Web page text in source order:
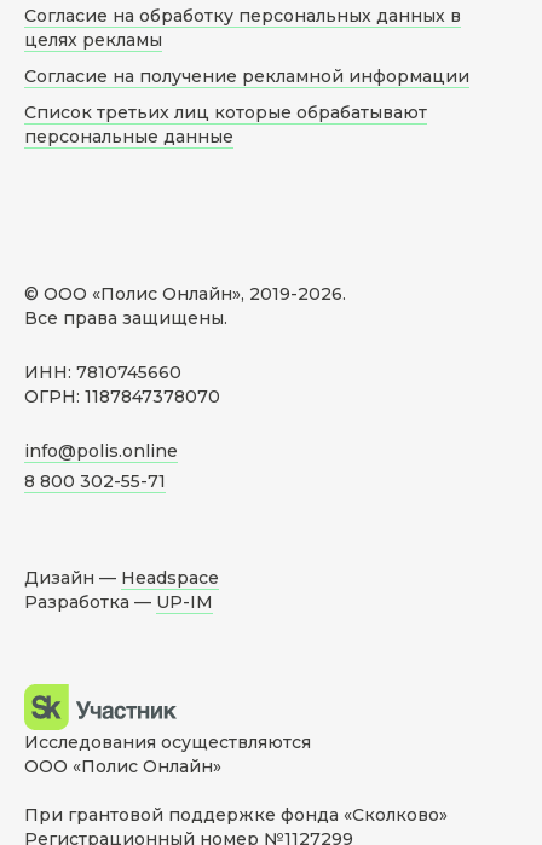
© ООО «Полис Онлайн», 2019-2026.
Все права защищены.
ИНН: 7810745660
ОГРН: 1187847378070
info@polis.online
8 800 302-55-71
Согласие на обработку персональных данных в
целях рекламы
Согласие на получение рекламной информации
Список третьих лиц которые обрабатывают
персональные данные
Дизайн — Headspace
Разработка — UP-IM
Исследования осуществляются
ООО «Полис Онлайн»
При грантовой поддержке фонда «Сколково»
Регистрационный номер №1127299